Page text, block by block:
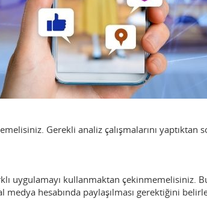
Gerekli analiz çalışmalarını yaptıktan
uygulamayı kullanmaktan çekinmemelisiniz.
hesabında paylaşılması gerektiğini